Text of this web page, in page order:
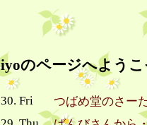
のページへようこ
Fri
つばめ堂のさー